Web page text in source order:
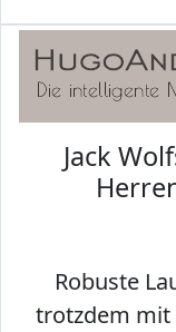
Jack
Robuste
trotzdem mit